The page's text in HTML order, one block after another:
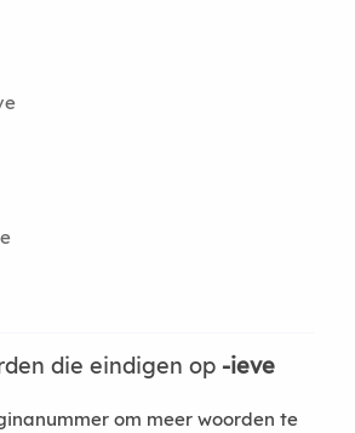
die eindigen op -ieve
om meer woorden te